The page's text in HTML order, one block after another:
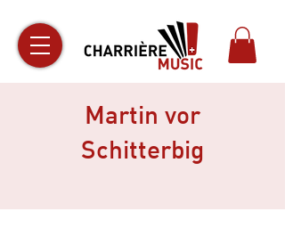
Martin vor
Schitterbig